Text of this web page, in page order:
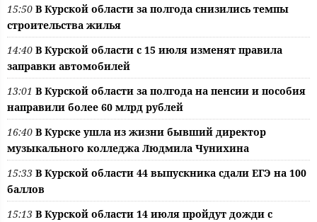
15:50 В Курской области за полгода снизились темпы
строительства жилья
14:40 В Курской области с 15 июля изменят правила
заправки автомобилей
13:01 В Курской области за полгода на пенсии и пособия
направили более 60 млрд рублей
16:40 В Курске ушла из жизни бывший директор
музыкального колледжа Людмила Чунихина
15:33 В Курской области 44 выпускника сдали ЕГЭ на 100
баллов
15:13 В Курской области 14 июля пройдут дожди с